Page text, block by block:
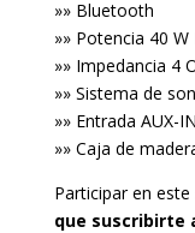
»» Bluetooth
»» Potencia 40 W
»» Impedancia 4
»» Sistema de
»» Entrada AUX-
»» Caja de
Participar en
que suscribirte